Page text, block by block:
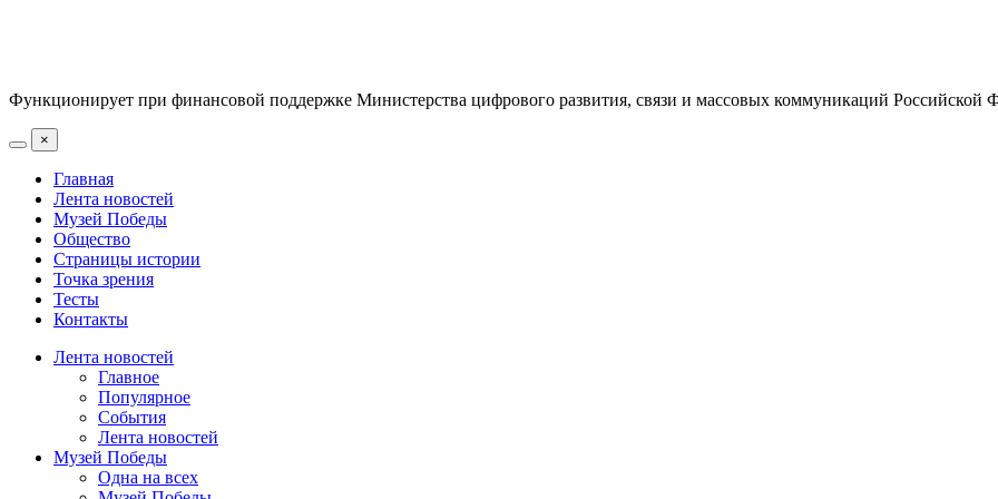
Функционирует при финансовой поддержке Министерства цифрового развития, связи и массовых коммуникаций Российской
×
Главная
Лента новостей
Музей Победы
Общество
Страницы истории
Точка зрения
Тесты
Контакты
Лента новостей
Главное
Популярное
События
Лента новостей
Музей Победы
Одна на всех